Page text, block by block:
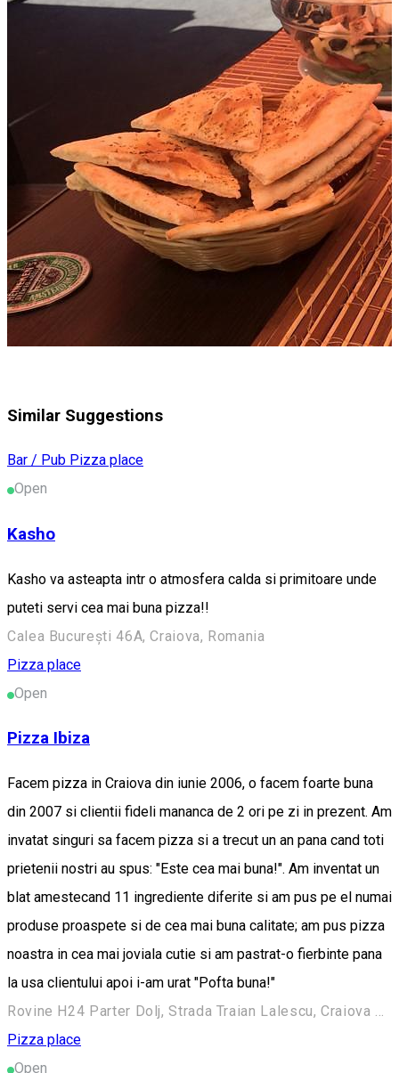
Similar Suggestions
Bar / Pub Pizza place
Open
Kasho
Kasho va asteapta intr o atmosfera calda si primitoare unde
puteti servi cea mai buna pizza!!
Calea București 46A, Craiova, Romania
Pizza place
Open
Pizza Ibiza
Facem pizza in Craiova din iunie 2006, o facem foarte buna
din 2007 si clientii fideli mananca de 2 ori pe zi in prezent. Am
invatat singuri sa facem pizza si a trecut un an pana cand toti
prietenii nostri au spus: "Este cea mai buna!". Am inventat un
blat amestecand 11 ingrediente diferite si am pus pe el numai
produse proaspete si de cea mai buna calitate; am pus pizza
noastra in cea mai joviala cutie si am pastrat-o fierbinte pana
la usa clientului apoi i-am urat "Pofta buna!"
Rovine H24 Parter Dolj, Strada Traian Lalescu, Craiova 200040, Romania
Pizza place
Open